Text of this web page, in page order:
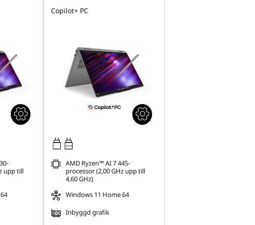
upp till
Copilot+ PC
45W-65W
AMD Ryzen™ AI 7 445-
processor (2,00 GHz upp till
4,60 GHz)
Windows 11 Home 64
Inbyggd grafik